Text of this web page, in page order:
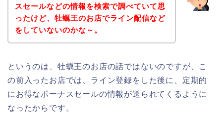
スセールなどの情報を検索で調べていて思
ったけど、牡蠣王のお店でライン配信など
をしていないのかな～。
というのは、牡蠣王のお店の話ではないのですが、こ
の前入ったお店では、ライン登録をした後に、定期的
にお得なボーナスセールの情報が送られてくるように
なったからです。